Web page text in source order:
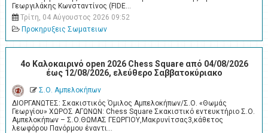
Γεωργιλάκης Κωνσταντίνος (FIDE…
Τρίτη, 04 Αύγουστος 2026 09:52
Προκηρυξεις Σωματειων
4o Καλοκαιρινό open 2026 Chess Square από 04/08/2026
έως 12/08/2026, ελεύθερο Σαββατοκύριακο
Σ.Ο. Αμπελοκήπων
ΔΙΟΡΓΑΝΩΤΕΣ: Σκακιστικός Όμιλος Αμπελοκήπων/Σ.Ο. «Θωμάς
Γεωργίου» ΧΩΡΟΣ ΑΓΩΝΩΝ: Chess Square Σκακιστικό εντευκτήριο Σ.Ο.
Αμπελοκήπων – Σ.Ο.ΘΩΜΑΣ ΓΕΩΡΓΙΟΥ,Μακρυνίτσας3,κάθετος
λεωφόρου Πανόρμου έναντι…